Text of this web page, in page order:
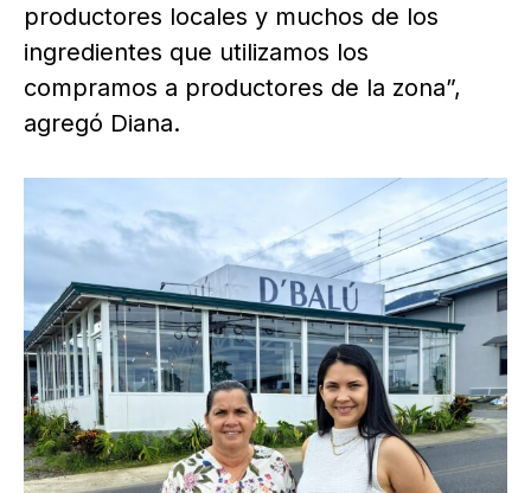
productores locales y muchos de los
ingredientes que utilizamos los
compramos a productores de la zona”,
agregó Diana.